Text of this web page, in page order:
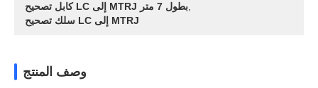
كابل تصحيح LC إلى MTRJ بطول 7 متر
سلك تصحيح LC إلى MTRJ
وصف المنتج